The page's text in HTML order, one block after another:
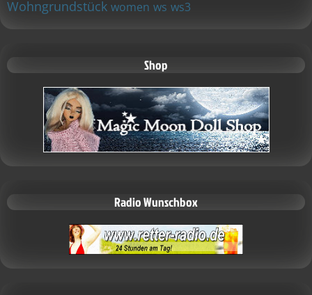
Wohngrundstück women ws ws3
Shop
Radio Wunschbox